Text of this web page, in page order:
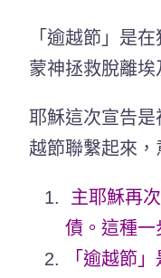
「逾越節」是
蒙神拯救脫離
耶穌這次宣告
越節聯繫起來，
主耶穌再
債。這種一
「逾越節